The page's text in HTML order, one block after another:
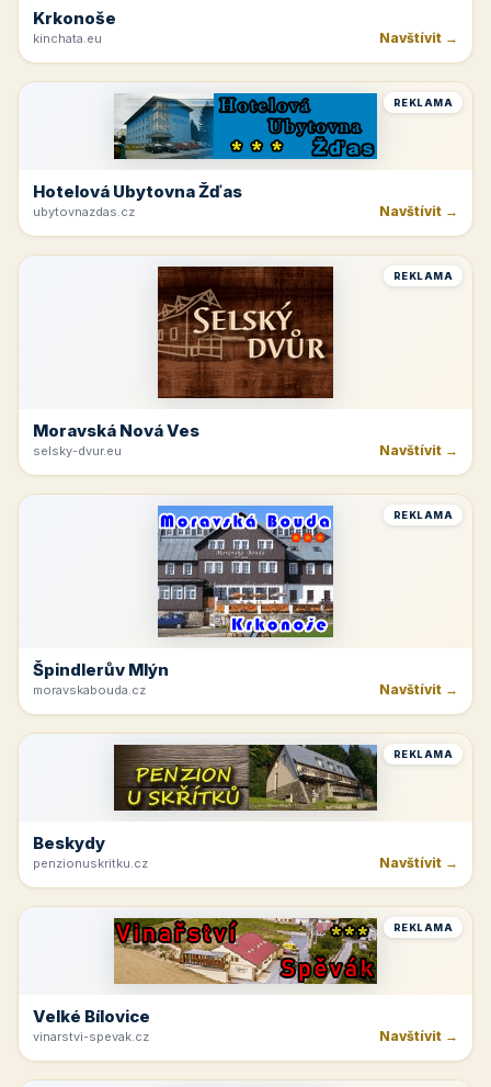
Krkonoše
kinchata.eu Navštívit →
REKLAMA
Hotelová Ubytovna Žďas
ubytovnazdas.cz Navštívit →
REKLAMA
Moravská Nová Ves
selsky-dvur.eu Navštívit →
REKLAMA
Špindlerův Mlýn
moravskabouda.cz Navštívit →
REKLAMA
Beskydy
penzionuskritku.cz Navštívit →
REKLAMA
Velké Bílovice
vinarstvi-spevak.cz Navštívit →